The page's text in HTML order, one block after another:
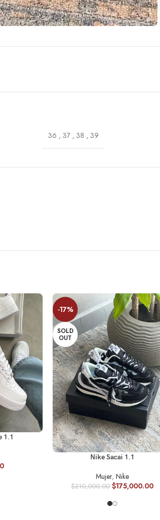
36 , 37 , 38 , 39
1.1
-17%
SOLD
OUT
SELECCIONAR OPCIONES
Nike Sacai 1.1
Mujer, Nike
$210,000.00 $175,000.00